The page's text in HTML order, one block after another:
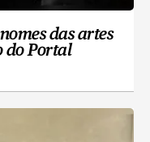
das artes
do Portal